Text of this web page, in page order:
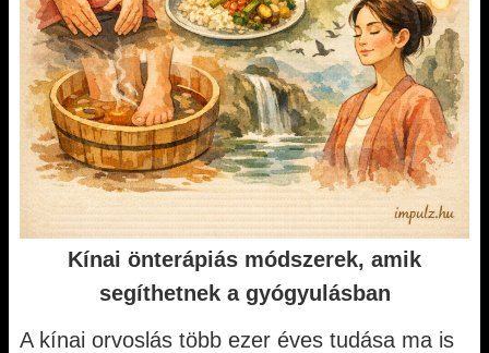
Kínai önterápiás módszerek, amik
segíthetnek a gyógyulásban
A kínai orvoslás több ezer éves tudása ma is